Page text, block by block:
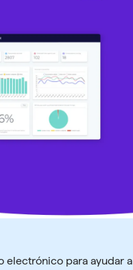
electrónico para ayudar